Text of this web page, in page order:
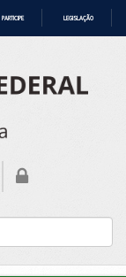
PARTICIPE LEGISLAÇÃO